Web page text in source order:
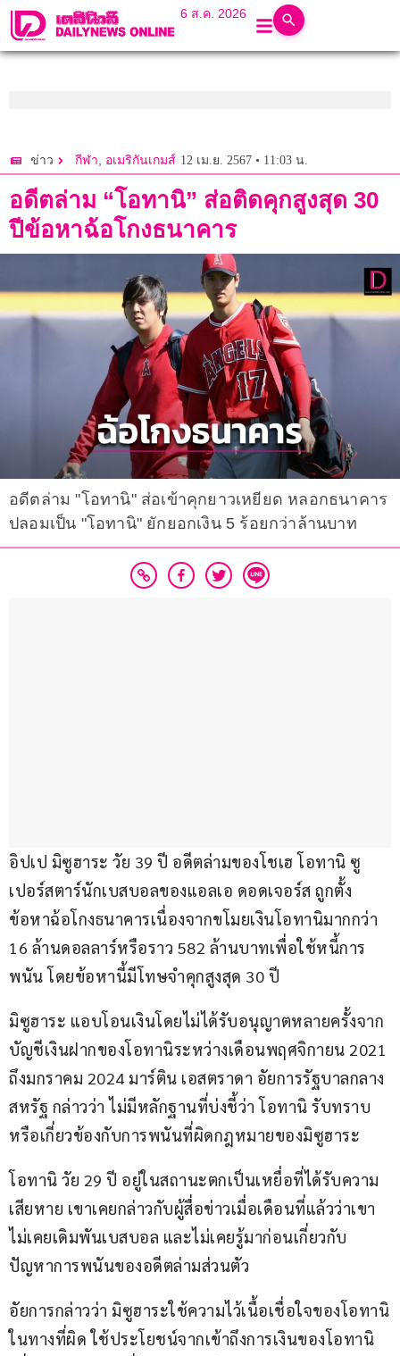
6 ส.ค. 2026
ข่าว กีฬา, อเมริกันเกมส์ 12 เม.ย. 2567 • 11:03 น.
อดีตล่าม “โอทานิ” ส่อติดคุกสูงสุด 30
ปีข้อหาฉ้อโกงธนาคาร
อดีตล่าม "โอทานิ" ส่อเข้าคุกยาวเหยียด หลอกธนาคาร
ปลอมเป็น "โอทานิ" ยักยอกเงิน 5 ร้อยกว่าล้านบาท
อิปเป มิซูฮาระ วัย 39 ปี อดีตล่ามของโชเฮ โอทานิ ซู
เปอร์สตาร์นักเบสบอลของแอลเอ ดอดเจอร์ส ถูกตั้ง
ข้อหาฉ้อโกงธนาคารเนื่องจากขโมยเงินโอทานิมากกว่า
16 ล้านดอลลาร์หรือราว 582 ล้านบาทเพื่อใช้หนี้การ
พนัน โดยข้อหานี้มีโทษจำคุกสูงสุด 30 ปี
มิซูฮาระ แอบโอนเงินโดยไม่ได้รับอนุญาตหลายครั้งจาก
บัญชีเงินฝากของโอทานิระหว่างเดือนพฤศจิกายน 2021
ถึงมกราคม 2024 มาร์ติน เอสตราดา อัยการรัฐบาลกลาง
สหรัฐ กล่าวว่า ไม่มีหลักฐานที่บ่งชี้ว่า โอทานิ รับทราบ
หรือเกี่ยวข้องกับการพนันที่ผิดกฎหมายของมิซูฮาระ
โอทานิ วัย 29 ปี อยู่ในสถานะตกเป็นเหยื่อที่ได้รับความ
เสียหาย เขาเคยกล่าวกับผู้สื่อข่าวเมื่อเดือนที่แล้วว่าเขา
ไม่เคยเดิมพันเบสบอล และไม่เคยรู้มาก่อนเกี่ยวกับ
ปัญหาการพนันของอดีตล่ามส่วนตัว
อัยการกล่าวว่า มิซูฮาระใช้ความไว้เนื้อเชื่อใจของโอทานิ
ในทางที่ผิด ใช้ประโยชน์จากเข้าถึงการเงินของโอทานิ